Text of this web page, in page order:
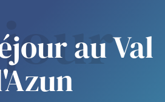
au Val